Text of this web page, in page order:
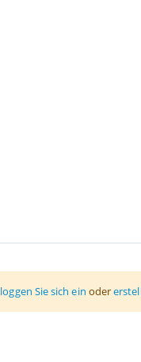
loggen Sie sich ein oder